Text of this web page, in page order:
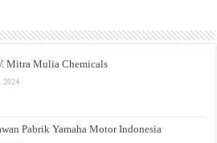
Mitra Mulia Chemicals
2024
Pabrik Yamaha Motor Indonesia